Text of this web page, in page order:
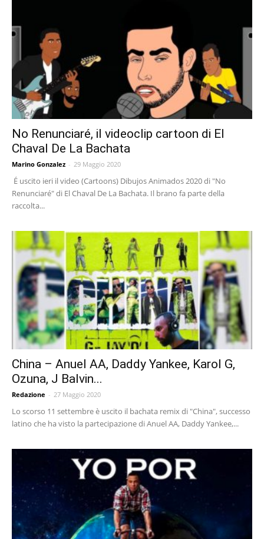
No Renunciaré, il videoclip cartoon di El
Chaval De La Bachata
Marino Gonzalez - 29 Maggio 2020
É uscito ieri il video (Cartoons) Dibujos Animados 2020 di "No
Renunciaré" di El Chaval De La Bachata. Il brano fa parte della
raccolta...
China – Anuel AA, Daddy Yankee, Karol G,
Ozuna, J Balvin...
Redazione - 27 Maggio 2020
Lo scorso 11 settembre è uscito il bachata remix di "China", successo
latino che ha visto la partecipazione di Anuel AA, Daddy Yankee,...